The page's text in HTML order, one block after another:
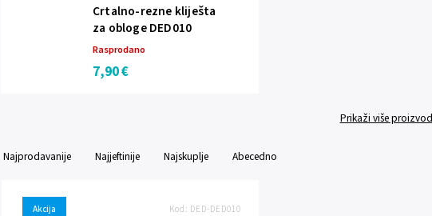
Crtalno-rezne kliješta
za obloge DED010
Rasprodano
7,90 €
Prikaži više
Najprodavanije Najjeftinije Najskuplje Abecedno
Akcija Kod: DED-DED010